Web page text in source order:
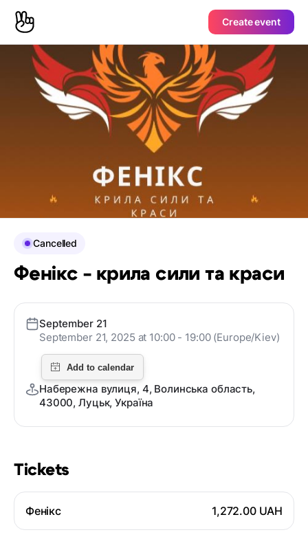
Create event
Tickets
Фенікс 1,272.00 UAH
Cancelled
Фенікс - крила сили та краси
September 21
September 21, 2025 at 10:00 - 19:00 (Europe/Kiev)
Набережна вулиця, 4, Волинська область,
43000, Луцьк, Україна